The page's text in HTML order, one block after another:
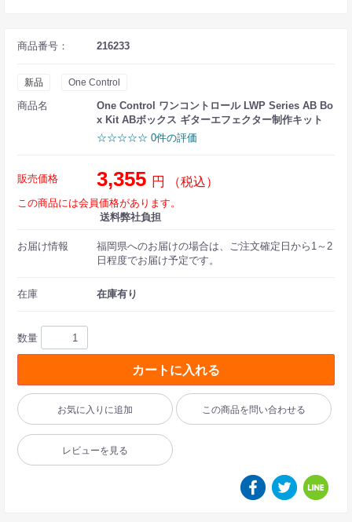
商品番号： 216233
新品 One Control
商品名
One Control ワンコントロール LWP Series AB Bo
x Kit ABボックス ギターエフェクター制作キット
☆☆☆☆☆ 0件の評価
販売価格 3,355 円 （税込）
この商品には会員価格があります。
送料弊社負担
お届け情報
福岡県へのお届けの場合は、ご注文確定日から1～2
日程度でお届け予定です。
在庫 在庫有り
数量
カートに入れる
お気に入りに追加 この商品を問い合わせる
レビューを見る